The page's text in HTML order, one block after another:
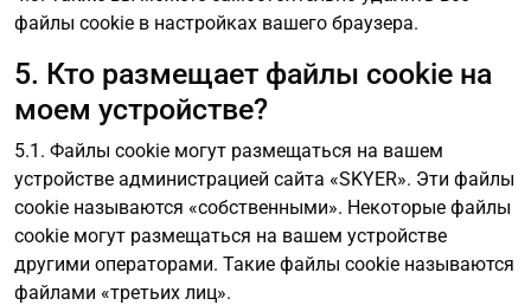
файлы cookie в настройках вашего браузера.
5. Кто размещает файлы cookie на
моем устройстве?
5.1. Файлы cookie могут размещаться на вашем
устройстве администрацией сайта «SKYER». Эти файлы
cookie называются «собственными». Некоторые файлы
cookie могут размещаться на вашем устройстве
другими операторами. Такие файлы cookie называются
файлами «третьих лиц».